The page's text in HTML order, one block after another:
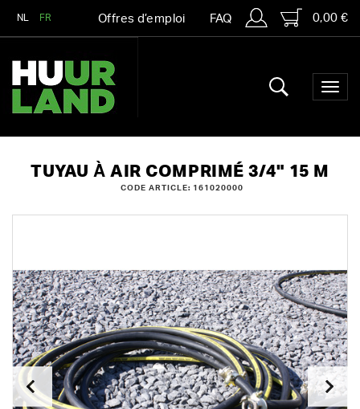
NL FR Offres d’emploi FAQ 0,00 €
TUYAU À AIR COMPRIMÉ 3/4" 15 M
CODE ARTICLE: 161020000